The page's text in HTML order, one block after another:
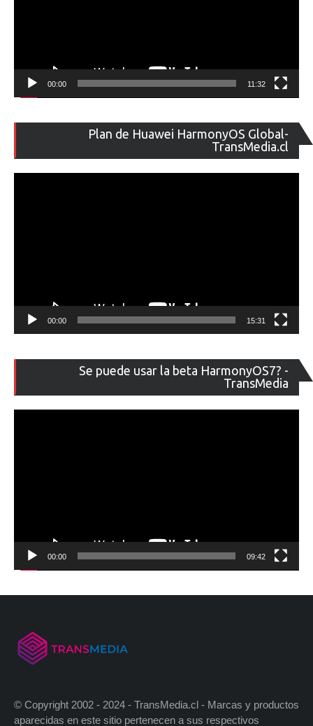
00:00 11:32
Plan de Huawei HarmonyOS Global-
TransMedia.cl
de
00:00 15:31
Se puede usar la beta HarmonyOS7? -
TransMedia
de
00:00 09:42
© Copyright 2002 - 2024 - TransMedia.cl - Marcas y productos
aparecidas en este sitio pertenecen a sus respectivos